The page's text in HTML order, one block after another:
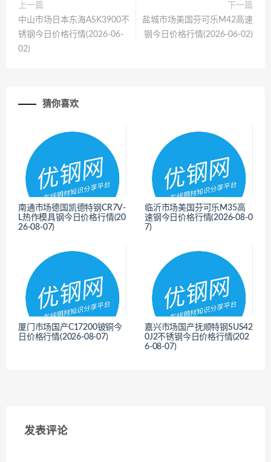
上一篇
中山市场日本东海ASK3900不
锈钢今日价格行情(2026-06-
02)
下一篇
盐城市场美国芬可乐M42高速
钢今日价格行情(2026-06-02)
猜你喜欢
南通市场德国凯德特钢CR7V-
L热作模具钢今日价格行情(20
26-08-07)
临沂市场美国芬可乐M35高
速钢今日价格行情(2026-08-0
7)
厦门市场国产C17200铍铜今
日价格行情(2026-08-07)
嘉兴市场国产抚顺特钢SUS42
0J2不锈钢今日价格行情(202
6-08-07)
发表评论